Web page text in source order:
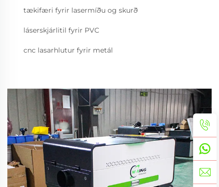
tækifæri fyrir lasermíðu og skurð
láserskjárlitil fyrir PVC
cnc lasarhlutur fyrir metál